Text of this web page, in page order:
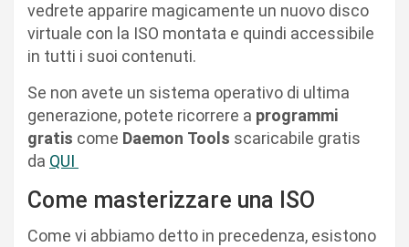
vedrete apparire magicamente un nuovo disco
virtuale con la ISO montata e quindi accessibile
in tutti i suoi contenuti.
Se non avete un sistema operativo di ultima
generazione, potete ricorrere a programmi
gratis come Daemon Tools scaricabile gratis
da QUI
Come masterizzare una ISO
Come vi abbiamo detto in precedenza, esistono